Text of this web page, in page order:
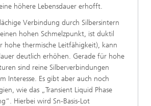
höhere Lebensdauer erhofft.
Verbindung durch Silbersintern
hohen Schmelzpunkt, ist duktil
hohe thermische Leitfähigkeit), kann
deutlich erhöhen. Gerade für hohe
sind reine Silberverbindungen
Interesse. Es gibt aber auch noch
wie das „Transient Liquid Phase
Hierbei wird Sn-Basis-Lot